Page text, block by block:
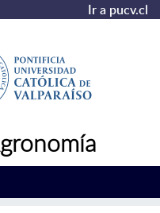
Ir a pucv.cl